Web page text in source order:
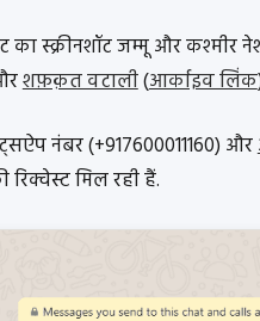
का स्क्रीनशॉट जम्मू और
शफ़क़त वटाली(आर्काइव लिंक
नंबर (+917600011160) और
मिल रही हैं.